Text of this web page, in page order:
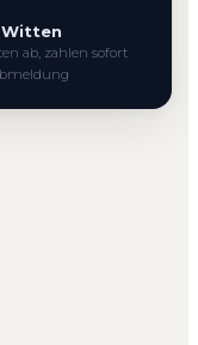
Witten
ab, zahlen sofort